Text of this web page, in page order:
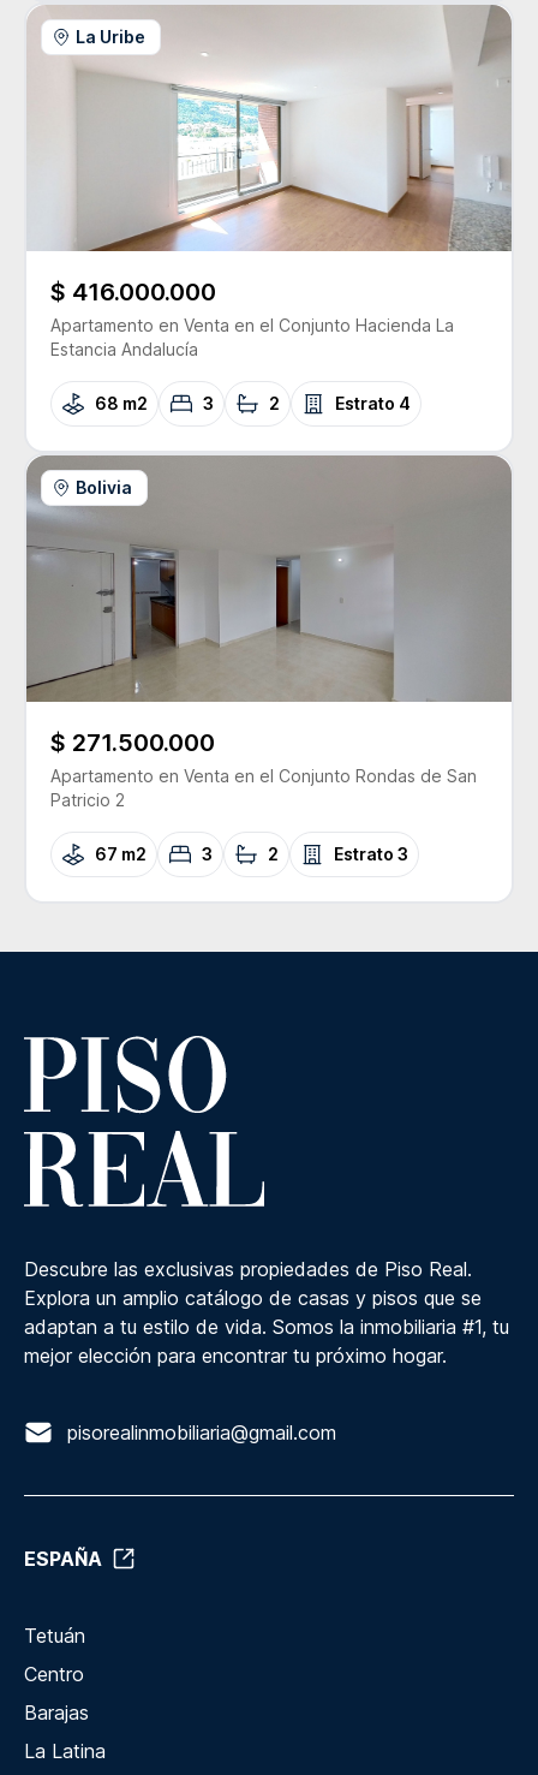
La Uribe
$ 416.000.000
Apartamento en Venta en el Conjunto Hacienda La
Estancia Andalucía
68 m2 3 2 Estrato 4
Bolivia
$ 271.500.000
Apartamento en Venta en el Conjunto Rondas de San
Patricio 2
67 m2 3 2 Estrato 3
Descubre las exclusivas propiedades de Piso Real.
Explora un amplio catálogo de casas y pisos que se
adaptan a tu estilo de vida. Somos la inmobiliaria #1, tu
mejor elección para encontrar tu próximo hogar.
pisorealinmobiliaria@gmail.com
ESPAÑA
Tetuán
Centro
Barajas
La Latina